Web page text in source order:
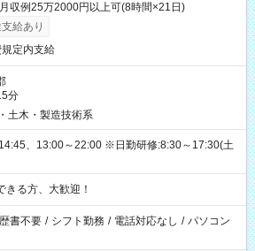
収例25万2000円以上可(8時間×21日)
給あり
定内支給
分
土木・製造技術系
、13:00～22:00 ※日勤研修:8:30～17:30(土
きる方、大歓迎！
書不要 / シフト勤務 / 電話対応なし / パソコン